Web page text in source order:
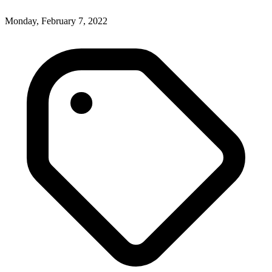
Monday, February 7, 2022